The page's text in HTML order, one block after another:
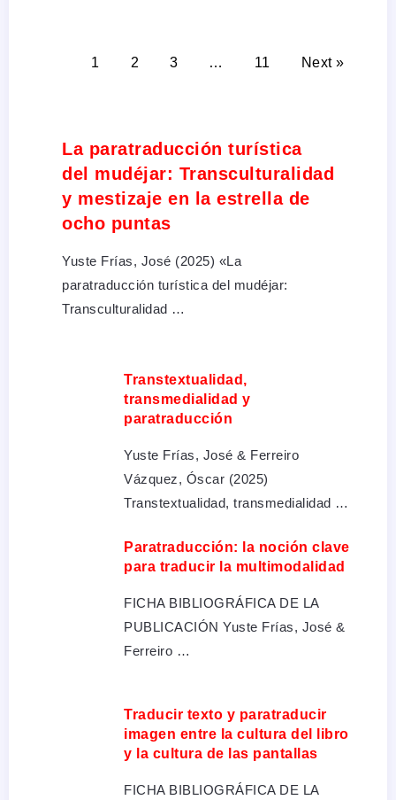
1 2 3 … 11 Next »
La paratraducción turística
del mudéjar: Transculturalidad
y mestizaje en la estrella de
ocho puntas
Yuste Frías, José (2025) «La
paratraducción turística del mudéjar:
Transculturalidad …
Transtextualidad,
transmedialidad y
paratraducción
Yuste Frías, José & Ferreiro
Vázquez, Óscar (2025)
Transtextualidad, transmedialidad …
Paratraducción: la noción clave
para traducir la multimodalidad
FICHA BIBLIOGRÁFICA DE LA
PUBLICACIÓN Yuste Frías, José &
Ferreiro …
Traducir texto y paratraducir
imagen entre la cultura del libro
y la cultura de las pantallas
FICHA BIBLIOGRÁFICA DE LA